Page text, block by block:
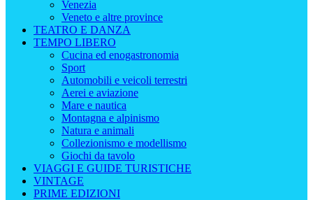
Venezia
Veneto e altre province
TEATRO E DANZA
TEMPO LIBERO
Cucina ed enogastronomia
Sport
Automobili e veicoli terrestri
Aerei e aviazione
Mare e nautica
Montagna e alpinismo
Natura e animali
Collezionismo e modellismo
Giochi da tavolo
VIAGGI E GUIDE TURISTICHE
VINTAGE
PRIME EDIZIONI